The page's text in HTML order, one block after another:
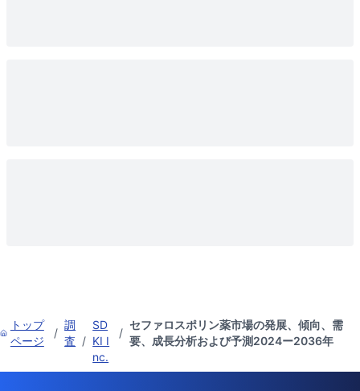
トップ
ページ
/
調
査 /
SD
KI I
nc.
/
セファロスポリン薬市場の発展、傾向、需
要、成長分析および予測2024ー2036年